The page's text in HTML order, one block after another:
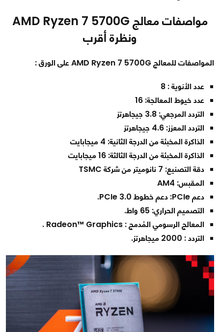
مواصفات معالج AMD Ryzen 7 5700G
ونظرة أقرب
المواصفات للمعالج AMD Ryzen 7 5700G على الورق :
عدد الأنوية : 8
عدد خيوط المعالجة: 16
التردد المرجعي: 3.8 جيجاهرتز
التردد المعزز: 4.6 جيجاهرتز
الذاكرة المخبئة من الدرجة الثانية: 4 ميجابايت
الذاكرة المخبئة من الدرجة الثالثة: 16 ميجابايت
دقة التصنيع: 7 نانوميتر من شركة TSMC
المقبس: AM4
دعم PCIe: دعم خطوط PCIe 3.0.
التصميم الحراري: 65 واط.
المعالج الرسومي المُدمج : Radeon™ Graphics .
التردد : 2000 ميجاهرتز.